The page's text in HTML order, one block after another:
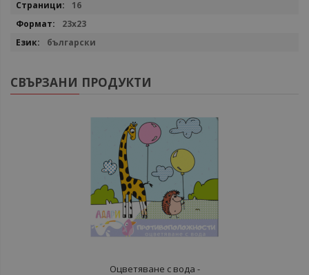
16
23х23
български
СВЪРЗАНИ ПРОДУКТИ
Оцветяване с вода -